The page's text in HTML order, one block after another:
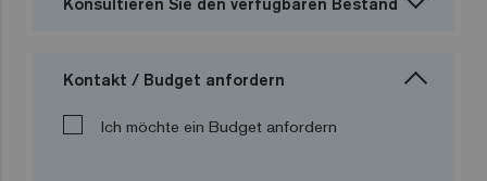
Kontakt / Budget anfordern
Ich möchte ein Budget anfordern